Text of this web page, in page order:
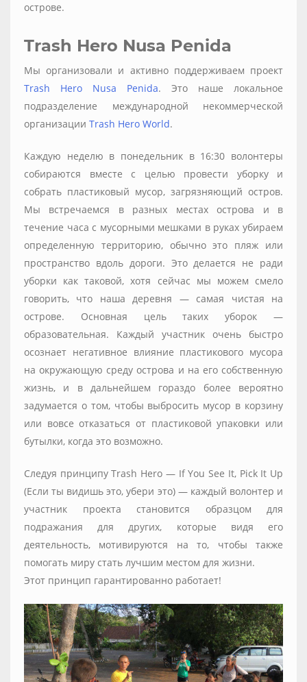
острове.
Trash Hero Nusa Penida
Мы организовали и активно поддерживаем проект
Trash Hero Nusa Penida. Это наше локальное
подразделение международной некоммерческой
организации Trash Hero World.
Каждую неделю в понедельник в 16:30 волонтеры
собираются вместе с целью провести уборку и
собрать пластиковый мусор, загрязняющий остров.
Мы встречаемся в разных местах острова и в
течение часа с мусорными мешками в руках убираем
определенную территорию, обычно это пляж или
пространство вдоль дороги. Это делается не ради
уборки как таковой, хотя сейчас мы можем смело
говорить, что наша деревня — самая чистая на
острове. Основная цель таких уборок —
образовательная. Каждый участник очень быстро
осознает негативное влияние пластикового мусора
на окружающую среду острова и на его собственную
жизнь, и в дальнейшем гораздо более вероятно
задумается о том, чтобы выбросить мусор в корзину
или вовсе отказаться от пластиковой упаковки или
бутылки, когда это возможно.
Следуя принципу Trash Hero — If You See It, Pick It Up
(Если ты видишь это, убери это) — каждый волонтер и
участник проекта становится образцом для
подражания для других, которые видя его
деятельность, мотивируются на то, чтобы также
помогать миру стать лучшим местом для жизни.
Этот принцип гарантированно работает!